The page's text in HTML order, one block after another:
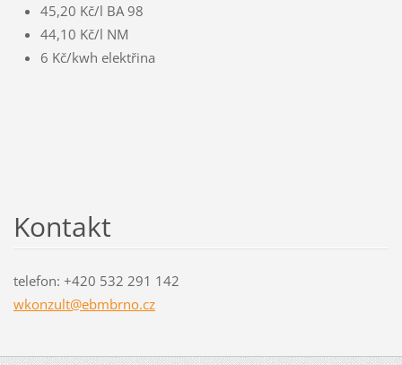
45,20 Kč/l BA 98
44,10 Kč/l NM
6 Kč/kwh elektřina
Kontakt
telefon: +420 532 291 142
wkonzult@ebmbrno.cz